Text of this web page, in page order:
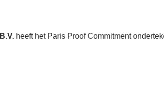
heeft het Paris Proof Commitment